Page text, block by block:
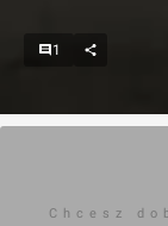
1
Chcesz